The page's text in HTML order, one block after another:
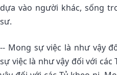
dựa vào người khác, sống
sư.
-- Mong sự việc là như vậy
sự việc là như vậy đối với